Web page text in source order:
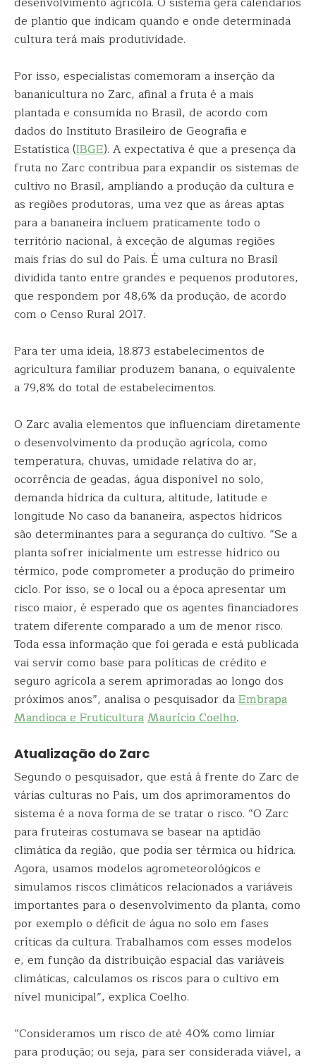
de plantio que indicam quando e onde determinada
cultura terá mais produtividade.
Por isso, especialistas comemoram a inserção da
bananicultura no Zarc, afinal a fruta é a mais
plantada e consumida no Brasil, de acordo com
dados do Instituto Brasileiro de Geografia e
Estatística (IBGE). A expectativa é que a presença da
fruta no Zarc contribua para expandir os sistemas de
cultivo no Brasil, ampliando a produção da cultura e
as regiões produtoras, uma vez que as áreas aptas
para a bananeira incluem praticamente todo o
território nacional, à exceção de algumas regiões
mais frias do sul do País. É uma cultura no Brasil
dividida tanto entre grandes e pequenos produtores,
que respondem por 48,6% da produção, de acordo
com o Censo Rural 2017.
Para ter uma ideia, 18.873 estabelecimentos de
agricultura familiar produzem banana, o equivalente
a 79,8% do total de estabelecimentos.
O Zarc avalia elementos que influenciam diretamente
o desenvolvimento da produção agrícola, como
temperatura, chuvas, umidade relativa do ar,
ocorrência de geadas, água disponível no solo,
demanda hídrica da cultura, altitude, latitude e
longitude No caso da bananeira, aspectos hídricos
são determinantes para a segurança do cultivo. “Se a
planta sofrer inicialmente um estresse hídrico ou
térmico, pode comprometer a produção do primeiro
ciclo. Por isso, se o local ou a época apresentar um
risco maior, é esperado que os agentes financiadores
tratem diferente comparado a um de menor risco.
Toda essa informação que foi gerada e está publicada
vai servir como base para políticas de crédito e
seguro agrícola a serem aprimoradas ao longo dos
próximos anos”, analisa o pesquisador daEmbrapa
Mandioca e FruticulturaMaurício Coelho.
Atualização do Zarc
Segundo o pesquisador, que está à frente do Zarc de
várias culturas no País, um dos aprimoramentos do
sistema é a nova forma de se tratar o risco. “O Zarc
para fruteiras costumava se basear na aptidão
climática da região, que podia ser térmica ou hídrica.
Agora, usamos modelos agrometeorológicos e
simulamos riscos climáticos relacionados a variáveis
importantes para o desenvolvimento da planta, como
por exemplo o déficit de água no solo em fases
críticas da cultura. Trabalhamos com esses modelos
e, em função da distribuição espacial das variáveis
climáticas, calculamos os riscos para o cultivo em
nível municipal”, explica Coelho.
“Consideramos um risco de até 40% como limiar
para produção; ou seja, para ser considerada viável, a